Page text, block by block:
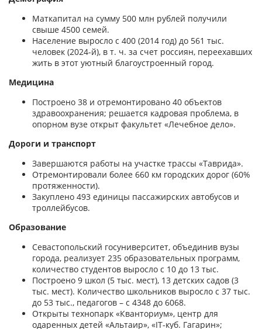
Маткапитал на сумму 500 млн рублей получили
свыше 4500 семей.
Население выросло с 400 (2014 год) до 561 тыс.
человек (2024-й), в т. ч. за счет россиян, переехавших
жить в этот уютный благоустроенный город.
Медицина
Построено 38 и отремонтировано 40 объектов
здравоохранения; решается кадровая проблема, в
опорном вузе открыт факультет «Лечебное дело».
Дороги и транспорт
Завершаются работы на участке трассы «Таврида».
Отремонтировали более 660 км городских дорог (60%
протяженности).
Закуплено 493 единицы пассажирских автобусов и
троллейбусов.
Образование
Севастопольский госуниверситет, объединив вузы
города, реализует 235 образовательных программ,
количество студентов выросло с 10 до 13 тыс.
Построено 9 школ (5 тыс. мест), 13 детских садов (3
тыс. мест). Количество школьников выросло с 37 тыс.
до 53 тыс., педагогов – с 4348 до 6068.
Открыты технопарк «Кванториум», центр для
одаренных детей «Альтаир», «IT-куб. Гагарин»;